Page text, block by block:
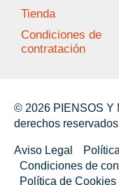
Tienda
Condiciones de
contratación
© 2026 PIENSOS Y
derechos
Aviso Legal
Condiciones de
Política de Cookies